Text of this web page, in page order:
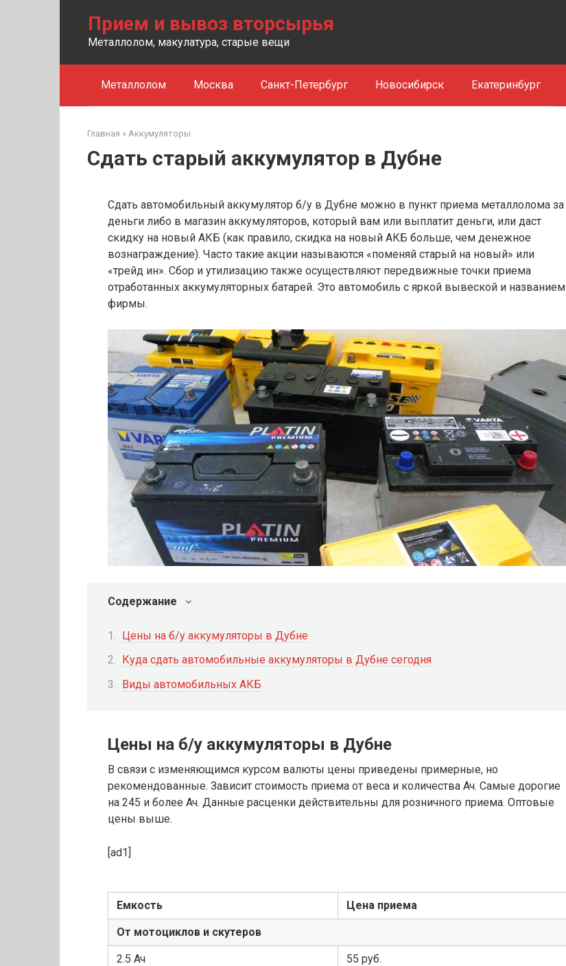
Прием и вывоз вторсырья
Металлолом, макулатура, старые вещи
Металлолом Москва Санкт-Петербург Новосибирск Екатеринбург
Главная » Аккумуляторы
Сдать старый аккумулятор в Дубне
Сдать автомобильный аккумулятор б/у в Дубне можно в пункт приема металлолома за
деньги либо в магазин аккумуляторов, который вам или выплатит деньги, или даст
скидку на новый АКБ (как правило, скидка на новый АКБ больше, чем денежное
вознаграждение). Часто такие акции называются «поменяй старый на новый» или
«трейд ин». Сбор и утилизацию также осуществляют передвижные точки приема
отработанных аккумуляторных батарей. Это автомобиль с яркой вывеской и названием
фирмы.
Содержание
Цены на б/у аккумуляторы в Дубне
Куда сдать автомобильные аккумуляторы в Дубне сегодня
Виды автомобильных АКБ
Цены на б/у аккумуляторы в Дубне
В связи с изменяющимся курсом валюты цены приведены примерные, но
рекомендованные. Зависит стоимость приема от веса и количества Ач. Самые дорогие
на 245 и более Ач. Данные расценки действительны для розничного приема. Оптовые
цены выше.
[ad1]
Емкость Цена приема
От мотоциклов и скутеров
2.5 Ач 55 руб.